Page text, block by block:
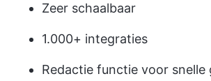
Zeer schaalbaar
1.000+ integraties
Redactie functie voor snelle